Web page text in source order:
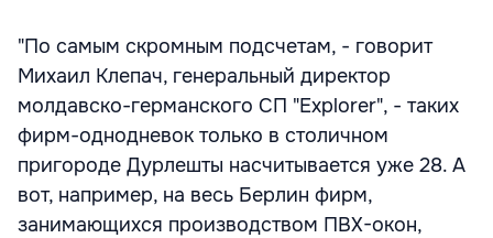
"По самым скромным подсчетам, - говорит
Михаил Клепач, генеральный директор
молдавско-германского СП "Explorer", - таких
фирм-однодневок только в столичном
пригороде Дурлешты насчитывается уже 28. А
вот, например, на весь Берлин фирм,
занимающихся производством ПВХ-окон,